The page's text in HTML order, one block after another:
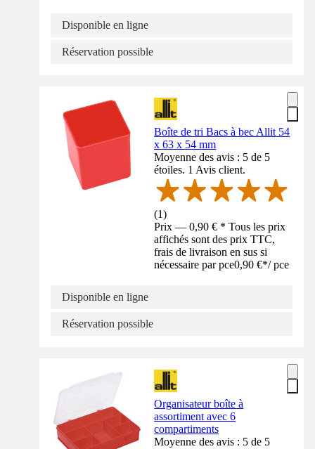
Disponible en ligne
Réservation possible
Boîte de tri Bacs à bec Allit 54
x 63 x 54 mm
Moyenne des avis : 5 de 5
étoiles. 1 Avis client.
(1)
Prix — 0,90 € * Tous les prix
affichés sont des prix TTC,
frais de livraison en sus si
nécessaire par pce0,90 €*/ pce
Disponible en ligne
Réservation possible
Organisateur boîte à
assortiment avec 6
compartiments
Moyenne des avis : 5 de 5